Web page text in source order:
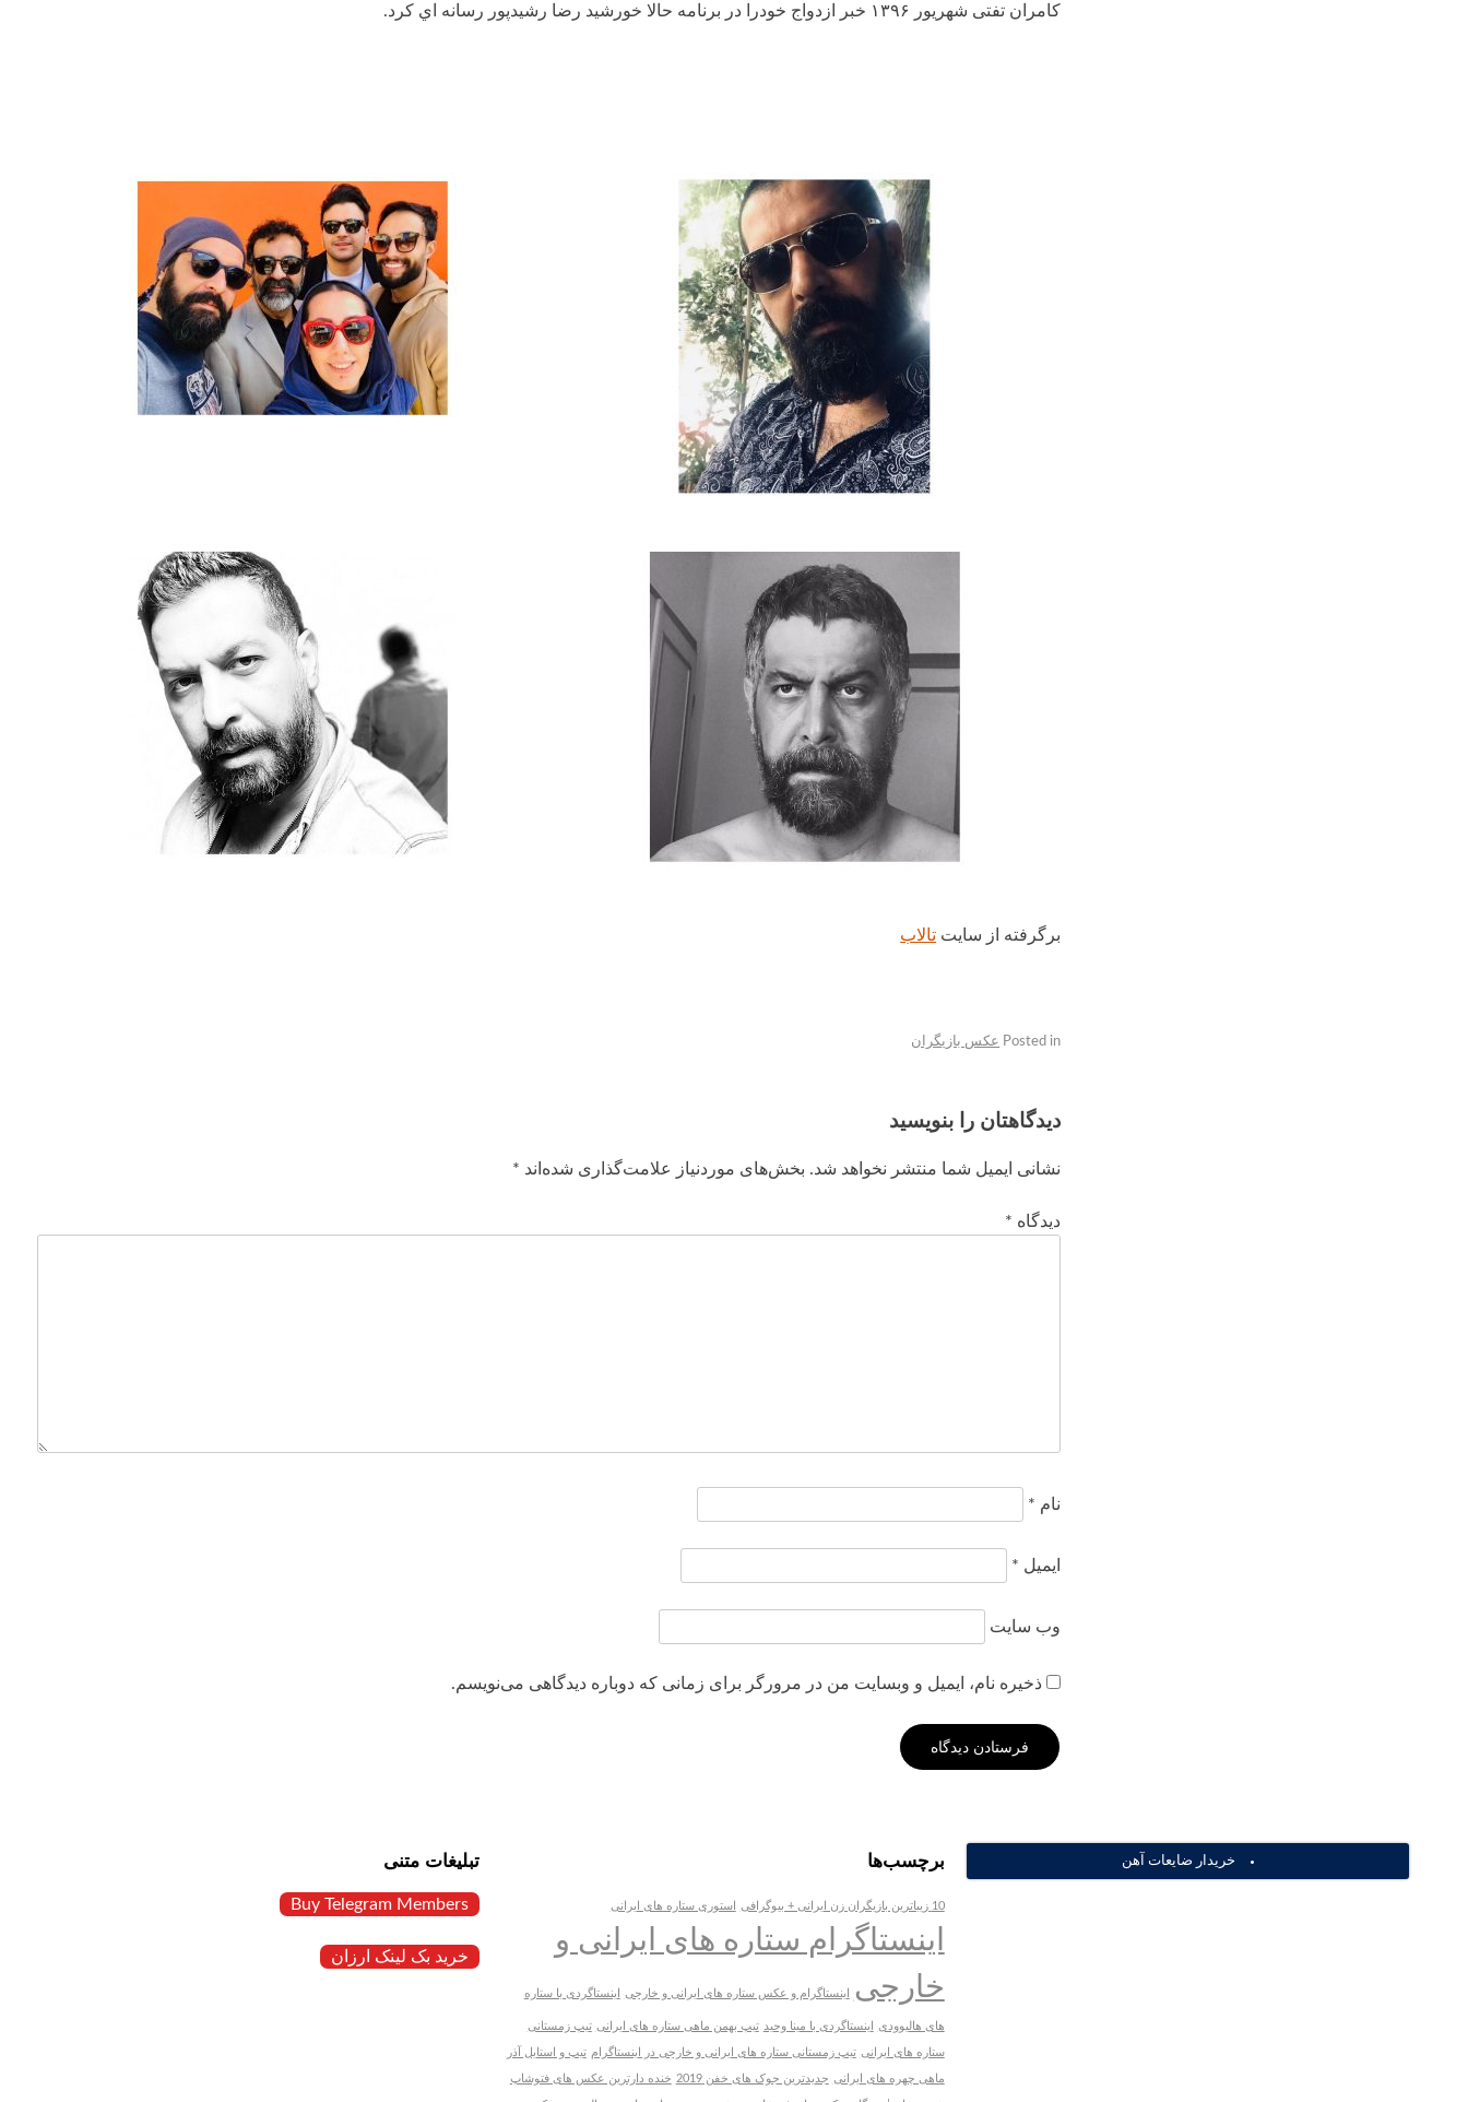
کامران تفتی شهریور ۱۳۹۶ خبر ازدواج خودرا در برنامه حالا خورشید رضا رشیدپور رسانه اي کرد.
برگرفته از سایت تالاب
Posted in عکس بازیگران
دیدگاهتان را بنویسید
نشانی ایمیل شما منتشر نخواهد شد. بخش‌های موردنیاز علامت‌گذاری شده‌اند *
دیدگاه *
نام *
ایمیل *
وب‌ سایت
ذخیره نام، ایمیل و وبسایت من در مرورگر برای زمانی که دوباره دیدگاهی می‌نویسم.
تبلیغات متنی
Buy Telegram Members
خرید بک لینک ارزان
برچسب‌ها
10 زیباترین بازیگران زن ایرانی + بیوگرافی استوری ستاره های ایرانی
اینستاگرام ستاره های ایرانی و
خارجی
اینستاگرام و عکس ستاره های ایرانی و خارجی اینستاگردی با ستاره
های هالیوودی اینستاگردی با مینا وحید تیپ بهمن ماهی ستاره های ایرانی تیپ زمستانی
ستاره های ایرانی تیپ زمستانی ستاره های ایرانی و خارجی در اینستاگرام تیپ و استایل آذر
ماهی چهره های ایرانی جدیدترین جوک های خفن 2019 خنده دارترین عکس های فتوشاپ
خریدار ضایعات آهن